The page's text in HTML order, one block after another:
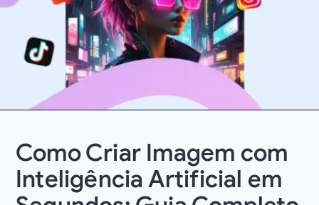
Como Criar Imagem com
Inteligência Artificial em